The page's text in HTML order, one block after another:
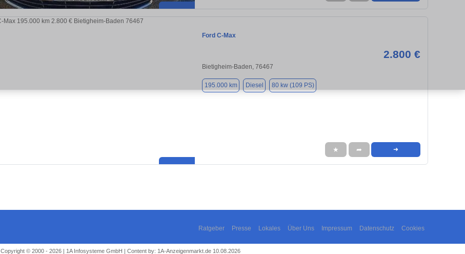
Ford C-Max
2.800 €
Bietigheim-Baden, 76467
195.000 km Diesel 80 kw (109 PS)
★ ➦ ➜
Ratgeber Presse Lokales Über Uns Impressum Datenschutz Cookies
Copyright © 2000 - 2026 | 1A Infosysteme GmbH | Content by: 1A-Anzeigenmarkt.de 10.08.2026